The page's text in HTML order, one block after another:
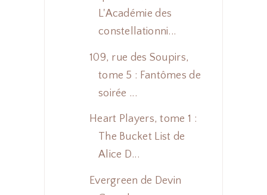
L'Académie des
constellationni...
109, rue des Soupirs,
tome 5 : Fantômes de
soirée ...
Heart Players, tome 1 :
The Bucket List de
Alice D...
Evergreen de Devin